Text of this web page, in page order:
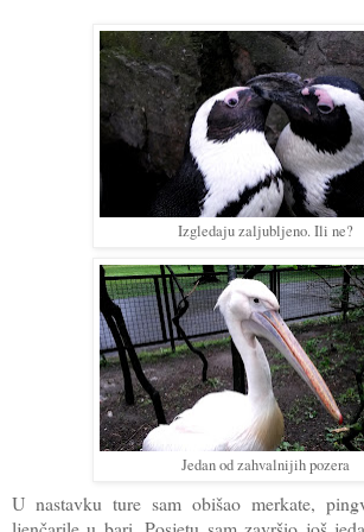
Izgledaju zaljubljeno. Ili ne?
Jedan od zahvalnijih pozera
U nastavku ture sam obišao merkate,